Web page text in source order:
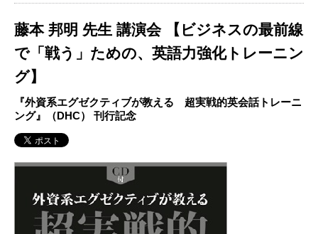
藤本 邦明 先生 講演会 【ビジネスの最前線
で「戦う」ための、英語力強化トレーニン
グ】
『外資系エグゼクティブが教える 超実戦的英会話トレーニ
ング』（DHC） 刊行記念